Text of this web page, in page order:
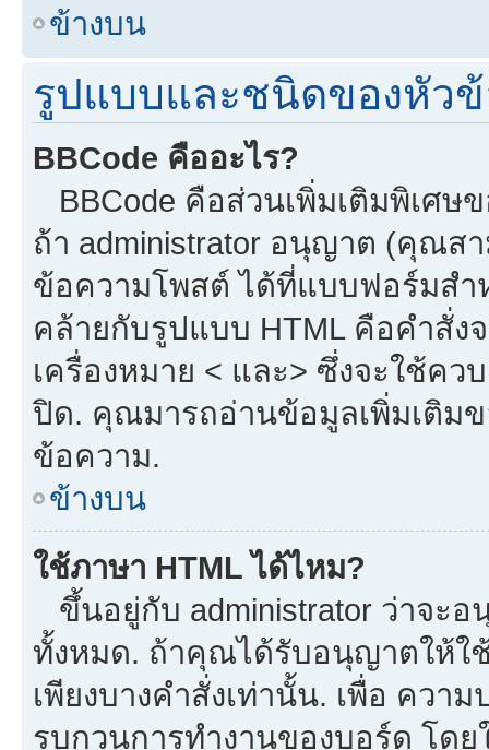
ข้างบน
รูปแบบและชนิดของหัว
BBCode คืออะไร?
BBCode คือส่วนเพิ่มเติมพิเศษ
ถ้า administrator อนุญาต (คุณส
ข้อความโพสต์ ได้ที่แบบฟอร์มสำ
คล้ายกับรูปแบบ HTML คือคำสั่ง
เครื่องหมาย < และ> ซึ่งจะใช้ค
ปิด. คุณมารถอ่านข้อมูลเพิ่มเติม
ข้อความ.
ข้างบน
ใช้ภาษา HTML ได้ไหม?
ขึ้นอยู่กับ administrator ว่าจะ
ทั้งหมด. ถ้าคุณได้รับอนุญาตให้ใ
เพียงบางคำสั่งเท่านั้น. เพื่อ ควา
รบกวนการทำงานของบอร์ด โด